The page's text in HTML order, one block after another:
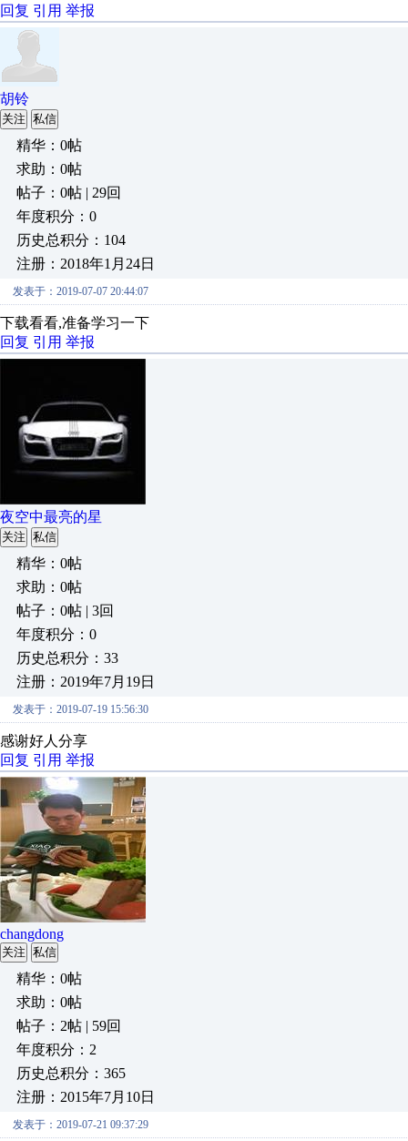
回复 引用 举报
胡铃
关注 私信
精华：0帖
求助：0帖
帖子：0帖 | 29回
年度积分：0
历史总积分：104
注册：2018年1月24日
发表于：2019-07-07 20:44:07
下载看看,准备学习一下
回复 引用 举报
夜空中最亮的星
关注 私信
精华：0帖
求助：0帖
帖子：0帖 | 3回
年度积分：0
历史总积分：33
注册：2019年7月19日
发表于：2019-07-19 15:56:30
感谢好人分享
回复 引用 举报
changdong
关注 私信
精华：0帖
求助：0帖
帖子：2帖 | 59回
年度积分：2
历史总积分：365
注册：2015年7月10日
发表于：2019-07-21 09:37:29